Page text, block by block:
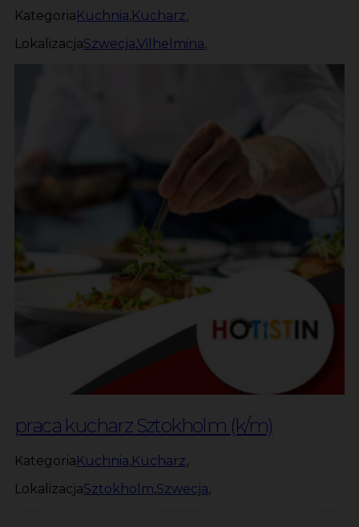
KategoriaKuchnia,Kucharz,
LokalizacjaSzwecja,Vilhelmina,
praca kucharz Sztokholm (k/m)
Kategoria Kuchnia,Kucharz,
LokalizacjaSztokholm,Szwecja,